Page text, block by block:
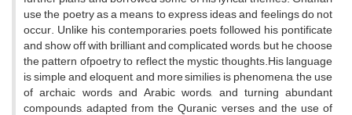
use the poetry as a means to express ideas and feelings do not
occur. Unlike his contemporaries, poets followed his pontificate
and show off with brilliant and complicated words, but he choose
the pattern ofpoetry to reflect the mystic thoughts.His language
is simple and eloquent, and more similies is phenomena, the use
of archaic words and Arabic words, and turning abundant
compounds, adapted from the Quranic verses and the use of